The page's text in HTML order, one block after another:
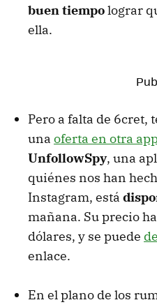
buen tiempolograr
ella.
Pero a falta de 6cret,
una oferta en otra
UnfollowSpy, una
quiénes nos han
Instagram, está
mañana. Su precio
dólares, y se puede
enlace.
En el plano de los